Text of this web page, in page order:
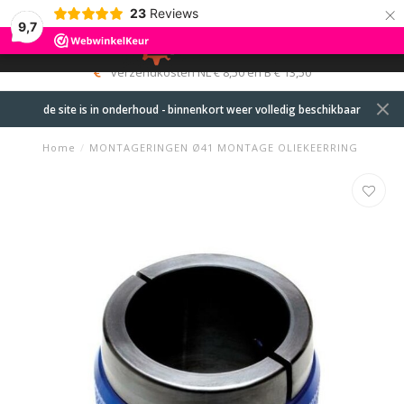
9,7
23 Reviews ×
MENU
0
verzendkosten NL € 8,50 en B € 13,50
de site is in onderhoud - binnenkort weer volledig beschikbaar
Home / MONTAGERINGEN Ø41 MONTAGE OLIEKEERRING